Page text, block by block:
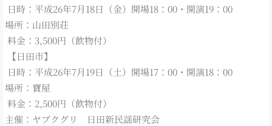
日時：平成26年7月18日（金）開場18：00・開演19：00
場所：山田別荘
料金：3,500円（飲物付）
【日田市】
日時：平成26年7月19日（土）開場17：00・開演18：00
場所：寶屋
料金：2,500円（飲物付）
主催：ヤブクグリ 日田新民謡研究会